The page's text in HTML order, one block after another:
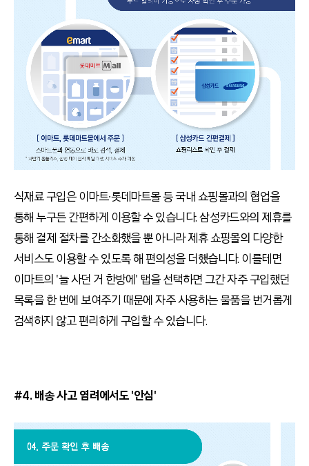
식재료 구입은 이마트∙롯데마트몰 등 국내 쇼핑몰과의 협업을
통해 누구든 간편하게 이용할 수 있습니다. 삼성카드와의 제휴를
통해 결제 절차를 간소화했을 뿐 아니라 제휴 쇼핑몰의 다양한
서비스도 이용할 수 있도록 해 편의성을 더했습니다. 이를테면
이마트의 '늘 사던 거 한방에' 탭을 선택하면 그간 자주 구입했던
목록을 한 번에 보여주기 때문에 자주 사용하는 물품을 번거롭게
검색하지 않고 편리하게 구입할 수 있습니다.
#4. 배송 사고 염려에서도 '안심'